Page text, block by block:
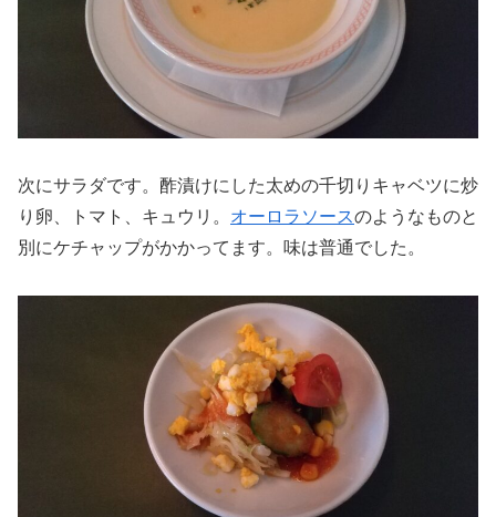
次にサラダです。酢漬けにした太めの千切りキャベツに炒
り卵、トマト、キュウリ。 オーロラソースのようなものと
別にケチャップがかかってます。味は普通でした。